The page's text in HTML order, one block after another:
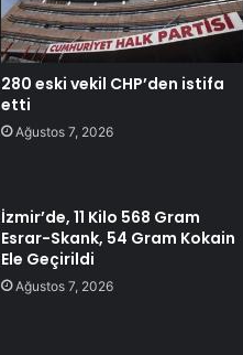
280 eski vekil CHP’den istifa
etti
Ağustos 7, 2026
İzmir’de, 11 Kilo 568 Gram
Esrar-Skank, 54 Gram Kokain
Ele Geçirildi
Ağustos 7, 2026